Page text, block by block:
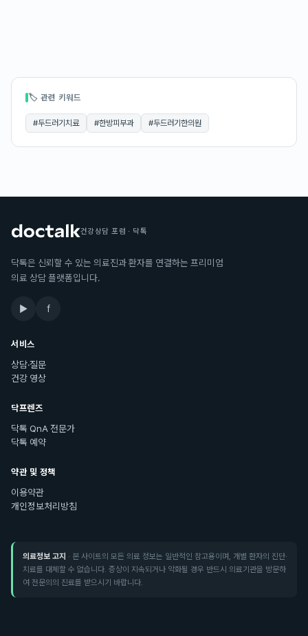
🏷 관련 키워드
#두드러기치료 #한방피부과 #두드러기한의원
건강상담 포럼 · 닥톡
닥톡은 신뢰할 수 있는 의료진과 환자를 연결하는 프리미엄
의료 상담 플랫폼입니다.
▶ f
서비스
상담·질문
건강 영상
닥프렌즈
닥톡 QnA 전문가
닥톡 예약
약관 및 정책
이용약관
개인정보처리방침
의료정보 고지 · 본 사이트의 모든 의료 정보는 일반적인 참고용이며, 개별 환자의 진단·
치료를 대체할 수 없습니다. 증상이 지속되거나 악화될 경우 반드시 의료기관을 방문하
여 전문의의 진료를 받으시기 바랍니다.